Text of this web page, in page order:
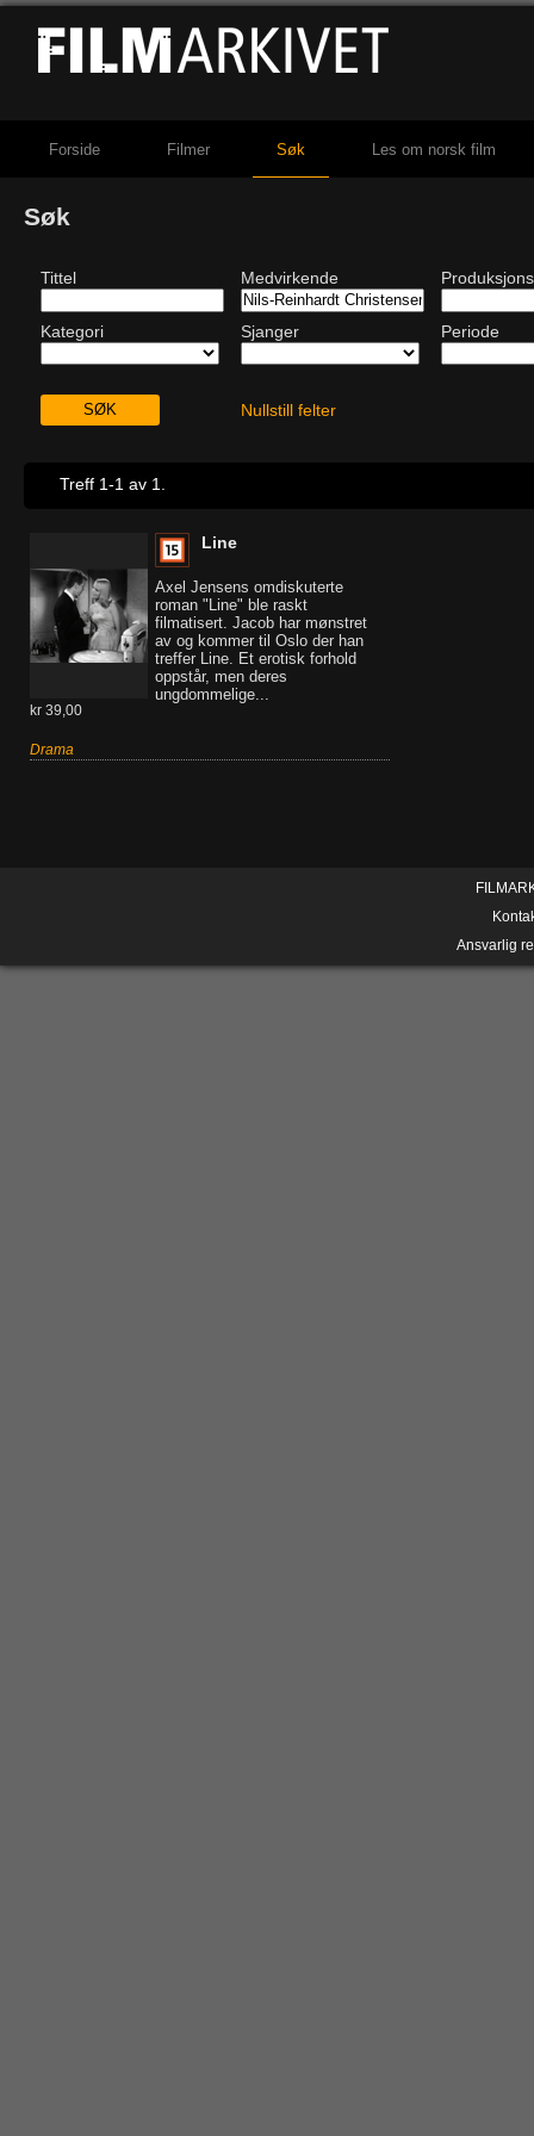
Forside Filmer Søk Les om norsk film
Søk
Tittel Medvirkende
Kategori Sjanger Periode
Nullstill felter
Treff 1-1 av 1.
Line
Axel Jensens omdiskuterte
roman "Line" ble raskt
filmatisert. Jacob har mønstret
av og kommer til Oslo der han
treffer Line. Et erotisk forhold
oppstår, men deres
ungdommelige...
kr 39,00
Drama
Ansvarlig